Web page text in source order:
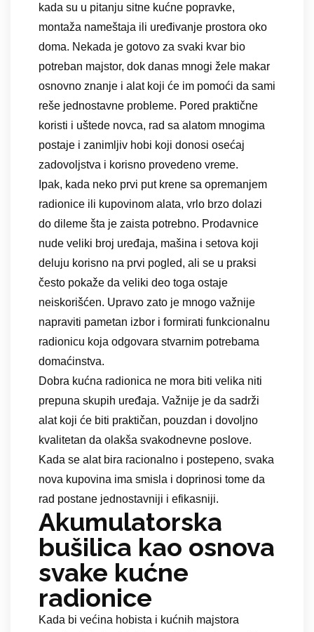
kada su u pitanju sitne kućne popravke,
montaža nameštaja ili uređivanje prostora oko
doma. Nekada je gotovo za svaki kvar bio
potreban majstor, dok danas mnogi žele makar
osnovno znanje i alat koji će im pomoći da sami
reše jednostavne probleme. Pored praktične
koristi i uštede novca, rad sa alatom mnogima
postaje i zanimljiv hobi koji donosi osećaj
zadovoljstva i korisno provedeno vreme.
Ipak, kada neko prvi put krene sa opremanjem
radionice ili kupovinom alata, vrlo brzo dolazi
do dileme šta je zaista potrebno. Prodavnice
nude veliki broj uređaja, mašina i setova koji
deluju korisno na prvi pogled, ali se u praksi
često pokaže da veliki deo toga ostaje
neiskorišćen. Upravo zato je mnogo važnije
napraviti pametan izbor i formirati funkcionalnu
radionicu koja odgovara stvarnim potrebama
domaćinstva.
Dobra kućna radionica ne mora biti velika niti
prepuna skupih uređaja. Važnije je da sadrži
alat koji će biti praktičan, pouzdan i dovoljno
kvalitetan da olakša svakodnevne poslove.
Kada se alat bira racionalno i postepeno, svaka
nova kupovina ima smisla i doprinosi tome da
rad postane jednostavniji i efikasniji.
Akumulatorska
bušilica kao osnova
svake kućne
radionice
Kada bi većina hobista i kućnih majstora